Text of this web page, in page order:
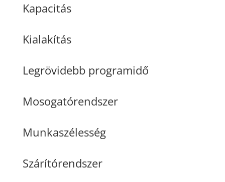
Kapacitás
Kialakítás
Legrövidebb programidő
Mosogatórendszer
Munkaszélesség
Szárítórendszer